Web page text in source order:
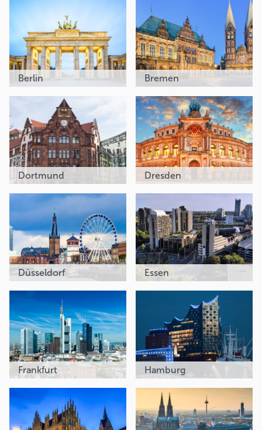
Berlin Bremen
Dortmund Dresden
Düsseldorf Essen
Frankfurt Hamburg